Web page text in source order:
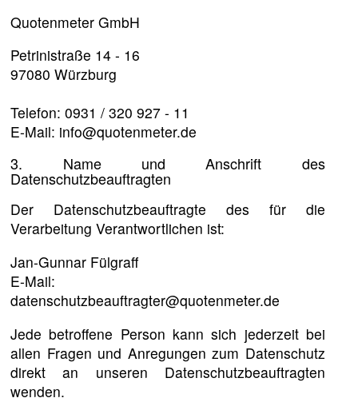
Quotenmeter GmbH
Petrinistraße 14 - 16
97080 Würzburg
Telefon: 0931 / 320 927 - 11
E-Mail: info@quotenmeter.de
3. Name und Anschrift des
Datenschutzbeauftragten
Der Datenschutzbeauftragte des für die
Verarbeitung Verantwortlichen ist:
Jan-Gunnar Fülgraff
E-Mail:
datenschutzbeauftragter@quotenmeter.de
Jede betroffene Person kann sich jederzeit bei
allen Fragen und Anregungen zum Datenschutz
direkt an unseren Datenschutzbeauftragten
wenden.